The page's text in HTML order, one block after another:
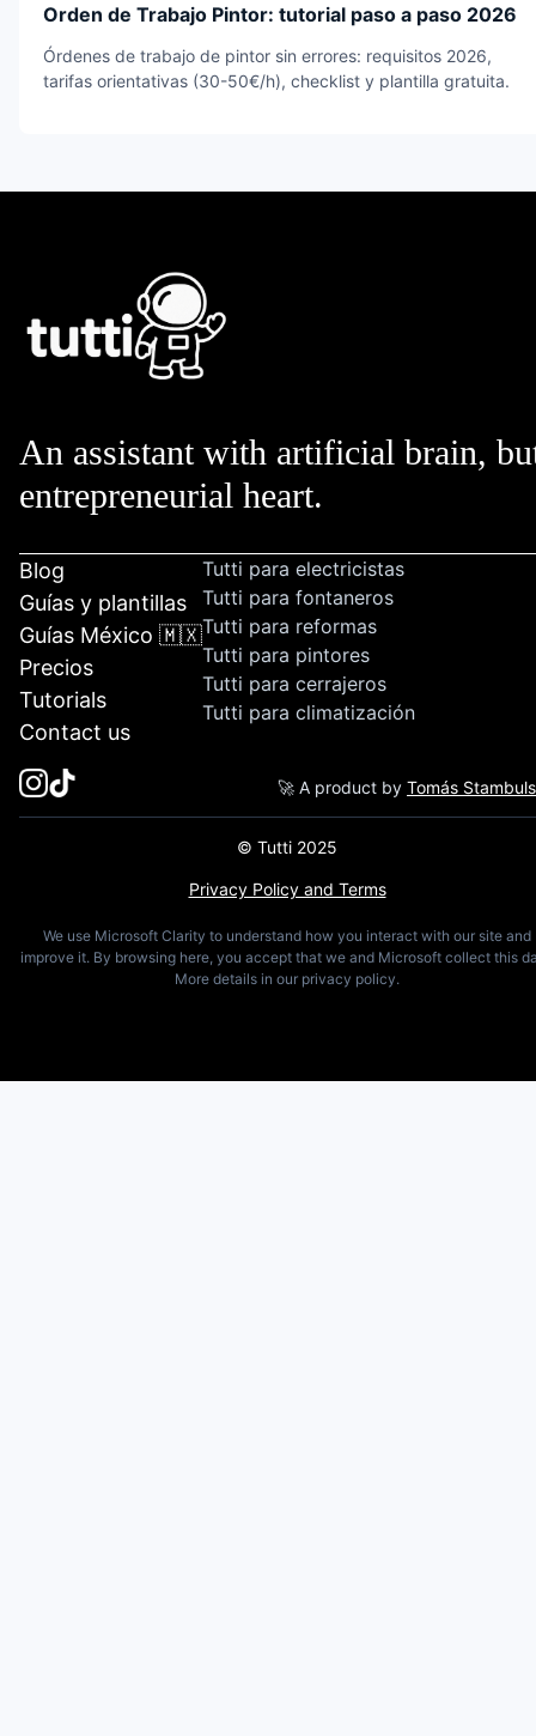
Orden de Trabajo Pintor: tutorial paso a paso 2026
Órdenes de trabajo de pintor sin errores: requisitos 2026,
tarifas orientativas (30-50€/h), checklist y plantilla gratuita.
An assistant with artificial brain,
entrepreneurial heart.
Blog
Guías y plantillas
Guías México 🇲🇽
Precios
Tutorials
Contact us
Tutti para electricistas
Tutti para fontaneros
Tutti para reformas
Tutti para pintores
Tutti para cerrajeros
Tutti para climatización
🚀 A product by Tomás
© Tutti 2025
Privacy Policy and Terms
We use Microsoft Clarity to understand how you interact with our site and
improve it. By browsing here, you accept that we and Microsoft collect this
More details in our privacy policy.